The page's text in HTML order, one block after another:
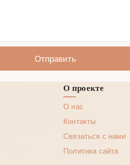
Отправить
О проекте
О нас
Контакты
Связаться с нами
Политика сайта